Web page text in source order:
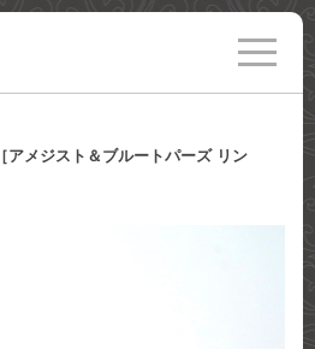
toggle
［アメジスト＆ブルートパーズ リン